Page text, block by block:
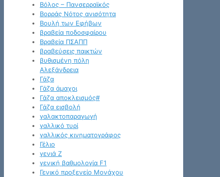
Βόλος – Πανσερραϊκός
Βορράς Νότος ανισότητα
Βουλή των Εφήβων
βραβεία ποδοσφαίρου
Βραβεία ΠΣΑΠΠ
βραβεύσεις παικτών
βυθισμένη πόλη
Αλεξάνδρεια
Γάζα
Γάζα άμαχοι
Γάζα αποκλεισμός#
Γάζα εισβολή
γαλακτοπαραγωγή
γαλλικό τυρί
γαλλικός κινηματογράφος
Γέλιο
γενιά Z
γενική βαθμολογία F1
Γενικό προξενείο Μονάχου